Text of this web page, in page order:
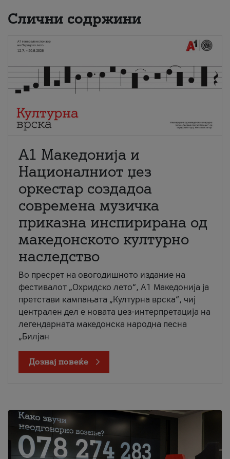
Слични содржини
А1 Македонија и
Националниот џез
оркестар создадоа
современа музичка
приказна инспирирана од
македонското културно
наследство
Во пресрет на овогодишното издание на
фестивалот „Охридско лето“, А1 Македонија ја
претстави кампањата „Културна врска“, чиј
централен дел е новата џез-интерпретација на
легендарната македонска народна песна
„Билјан
Дознај повеќе